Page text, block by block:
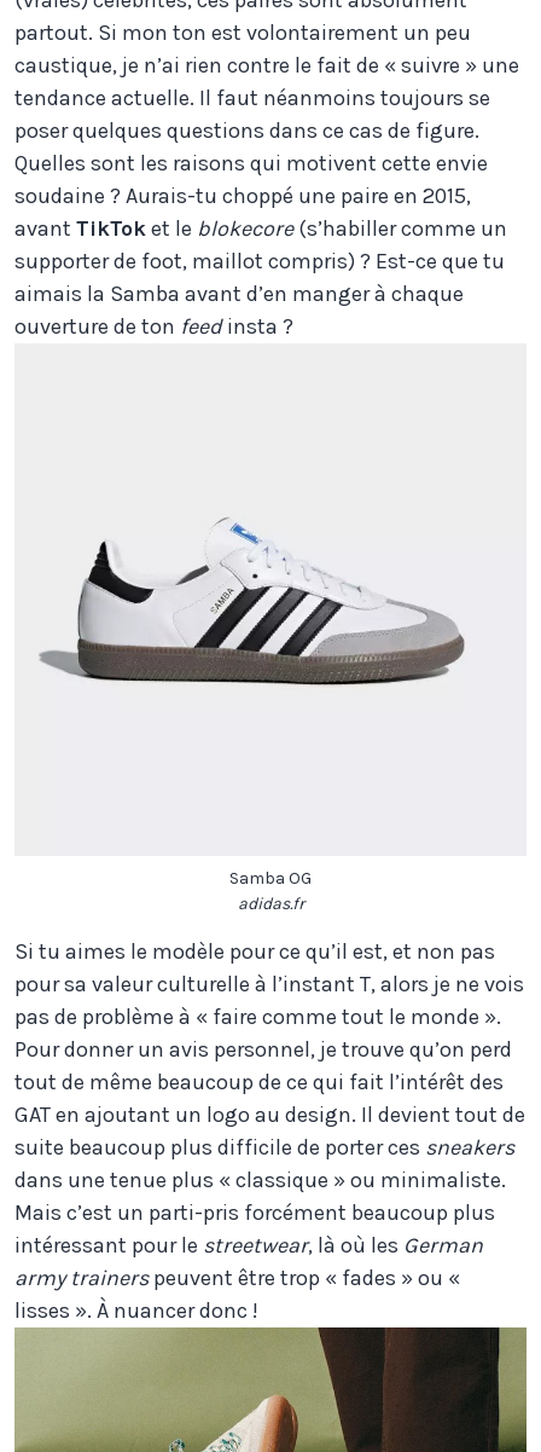
partout. Si mon ton est volontairement un peu
caustique, je n’ai rien contre le fait de « suivre » une
tendance actuelle. Il faut néanmoins toujours se
poser quelques questions dans ce cas de figure.
Quelles sont les raisons qui motivent cette envie
soudaine ? Aurais-tu choppé une paire en 2015,
avant TikToket le blokecore(s’habiller comme un
supporter de foot, maillot compris) ? Est-ce que tu
aimais la Samba avant d’en manger à chaque
ouverture de ton feedinsta ?
Samba OG
adidas.fr
Si tu aimes le modèle pour ce qu’il est, et non pas
pour sa valeur culturelle à l’instant T, alors je ne vois
pas de problème à « faire comme tout le monde ».
Pour donner un avis personnel, je trouve qu’on perd
tout de même beaucoup de ce qui fait l’intérêt des
GAT en ajoutant un logo au design. Il devient tout de
suite beaucoup plus difficile de porter ces sneakers
dans une tenue plus « classique » ou minimaliste.
Mais c’est un parti-pris forcément beaucoup plus
intéressant pour le streetwear, là où les German
army trainerspeuvent être trop « fades » ou «
lisses ». À nuancer donc !